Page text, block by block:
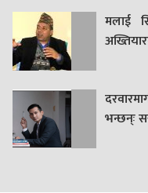
मलाई
भन्छन्ः